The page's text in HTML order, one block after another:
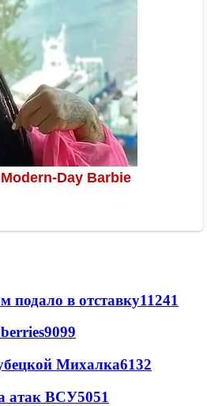
подало в отставку11241
9099
Михалка6132
атак ВСУ5051